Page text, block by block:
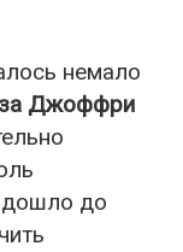
немало
Джоффри
дошло до